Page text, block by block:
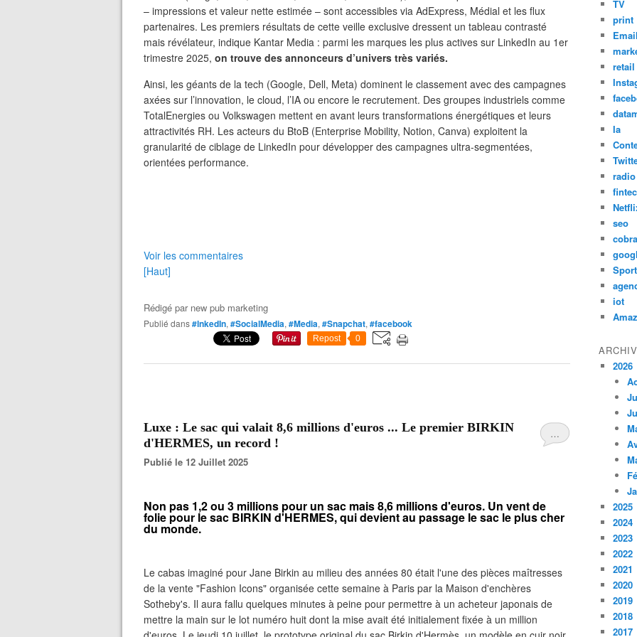
– impressions et valeur nette estimée – sont accessibles via AdExpress, Médial et les flux
partenaires. Les premiers résultats de cette veille exclusive dressent un tableau contrasté
mais révélateur, indique Kantar Media : parmi les marques les plus actives sur LinkedIn au 1er
trimestre 2025, on trouve des annonceurs d’univers très variés.
Ainsi, les géants de la tech (Google, Dell, Meta) dominent le classement avec des campagnes
axées sur l’innovation, le cloud, l’IA ou encore le recrutement. Des groupes industriels comme
TotalEnergies ou Volkswagen mettent en avant leurs transformations énergétiques et leurs
attractivités RH. Les acteurs du BtoB (Enterprise Mobility, Notion, Canva) exploitent la
granularité de ciblage de LinkedIn pour développer des campagnes ultra-segmentées,
orientées performance.
Voir les commentaires
[Haut]
Rédigé par new pub marketing
Publié dans#lnkedIn, #SocialMedia, #Media, #Snapchat, #facebook
Repost 0
…
Luxe : Le sac qui valait 8,6 millions d'euros ... Le premier BIRKIN
d'HERMES, un record !
Publié le 12 Juillet 2025
Non pas 1,2 ou 3 millions pour un sac mais 8,6 millions d'euros. Un vent de
folie pour le sac BIRKIN d'HERMES, qui devient au passage le sac le plus cher
du monde.
Le cabas imaginé pour Jane Birkin au milieu des années 80 était l'une des pièces maîtresses
de la vente "Fashion Icons" organisée cette semaine à Paris par la Maison d'enchères
Sotheby's. Il aura fallu quelques minutes à peine pour permettre à un acheteur japonais de
mettre la main sur le lot numéro huit dont la mise avait été initialement fixée à un million
TV
print
retail
Ia
radio
seo
iot
2026
2025
2024
2023
2022
2021
2020
2019
2018
2017